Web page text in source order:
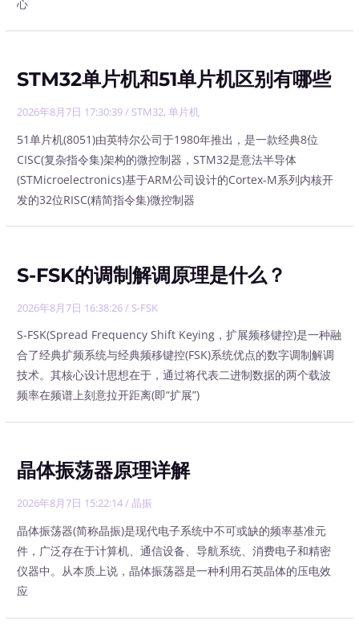
心
STM32单片机和51单片机区别有哪些
2026年8月7日 17:30:39/ STM32,单片机
51单片机(8051)由英特尔公司于1980年推出，是一款经典8位
CISC(复杂指令集)架构的微控制器，STM32是意法半导体
(STMicroelectronics)基于ARM公司设计的Cortex-M系列内核开
发的32位RISC(精简指令集)微控制器
S-FSK的调制解调原理是什么？
2026年8月7日 16:38:26/ S-FSK
S-FSK(Spread Frequency Shift Keying，扩展频移键控)是一种融
合了经典扩频系统与经典频移键控(FSK)系统优点的数字调制解调
技术。其核心设计思想在于，通过将代表二进制数据的两个载波
频率在频谱上刻意拉开距离(即“扩展”)
晶体振荡器原理详解
2026年8月7日 15:22:14/晶振
晶体振荡器(简称晶振)是现代电子系统中不可或缺的频率基准元
件，广泛存在于计算机、通信设备、导航系统、消费电子和精密
仪器中。从本质上说，晶体振荡器是一种利用石英晶体的压电效
应